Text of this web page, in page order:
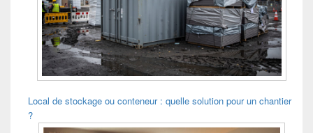
Local de stockage ou conteneur : quelle solution pour un chantier
?